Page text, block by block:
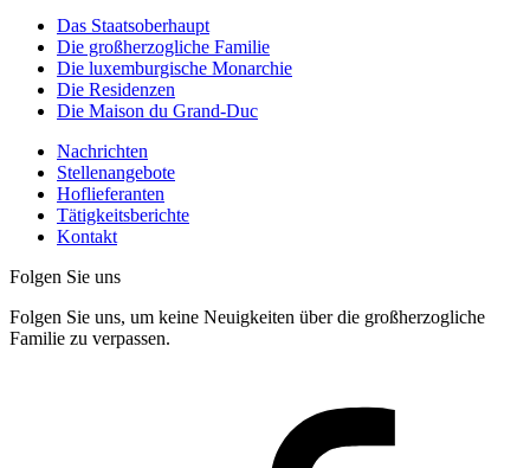
Das Staatsoberhaupt
Die großherzogliche Familie
Die luxemburgische Monarchie
Die Residenzen
Die Maison du Grand-Duc
Nachrichten
Stellenangebote
Hoflieferanten
Tätigkeitsberichte
Kontakt
Folgen Sie uns
Folgen Sie uns, um keine Neuigkeiten über die großherzogliche
Familie zu verpassen.